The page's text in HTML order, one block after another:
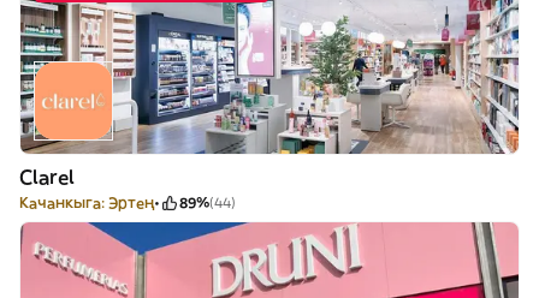
Clarel
Качанкыга: Эртең 89%(44)